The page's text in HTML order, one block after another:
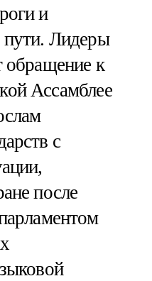
и
Лидеры
обращение к
Ассамблее
с
после